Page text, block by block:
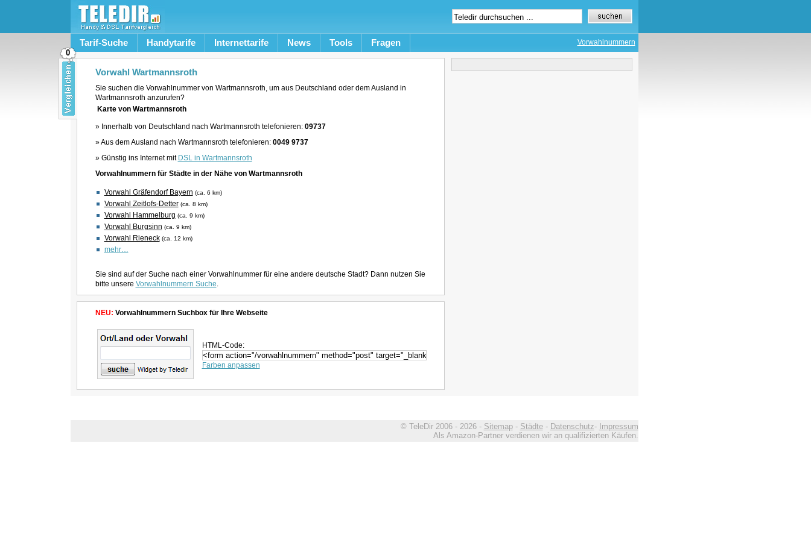
Tarif-Suche Handytarife Internettarife News Tools Fragen Vorwahlnummern
Vorwahl Wartmannsroth
Sie suchen die Vorwahlnummer von Wartmannsroth, um aus Deutschland oder dem Ausland in
Wartmannsroth anzurufen?
Karte von Wartmannsroth
» Innerhalb von Deutschland nach Wartmannsroth telefonieren: 09737
» Aus dem Ausland nach Wartmannsroth telefonieren: 0049 9737
» Günstig ins Internet mit DSL in Wartmannsroth
Vorwahlnummern für Städte in der Nähe von Wartmannsroth
Vorwahl Gräfendorf Bayern (ca. 6 km)
Vorwahl Zeitlofs-Detter (ca. 8 km)
Vorwahl Hammelburg (ca. 9 km)
Vorwahl Burgsinn (ca. 9 km)
Vorwahl Rieneck (ca. 12 km)
mehr…
Sie sind auf der Suche nach einer Vorwahlnummer für eine andere deutsche Stadt? Dann nutzen Sie
bitte unsere Vorwahlnummern Suche.
NEU: Vorwahlnummern Suchbox für Ihre Webseite
HTML-Code:
Farben anpassen
© TeleDir 2006 - 2026 - Sitemap- Städte- Datenschutz- Impressum
Als Amazon-Partner verdienen wir an qualifizierten Käufen.
0